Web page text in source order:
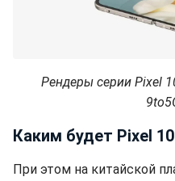
Рендеры серии Pixel
Каким будет Pixel
При этом на китайской